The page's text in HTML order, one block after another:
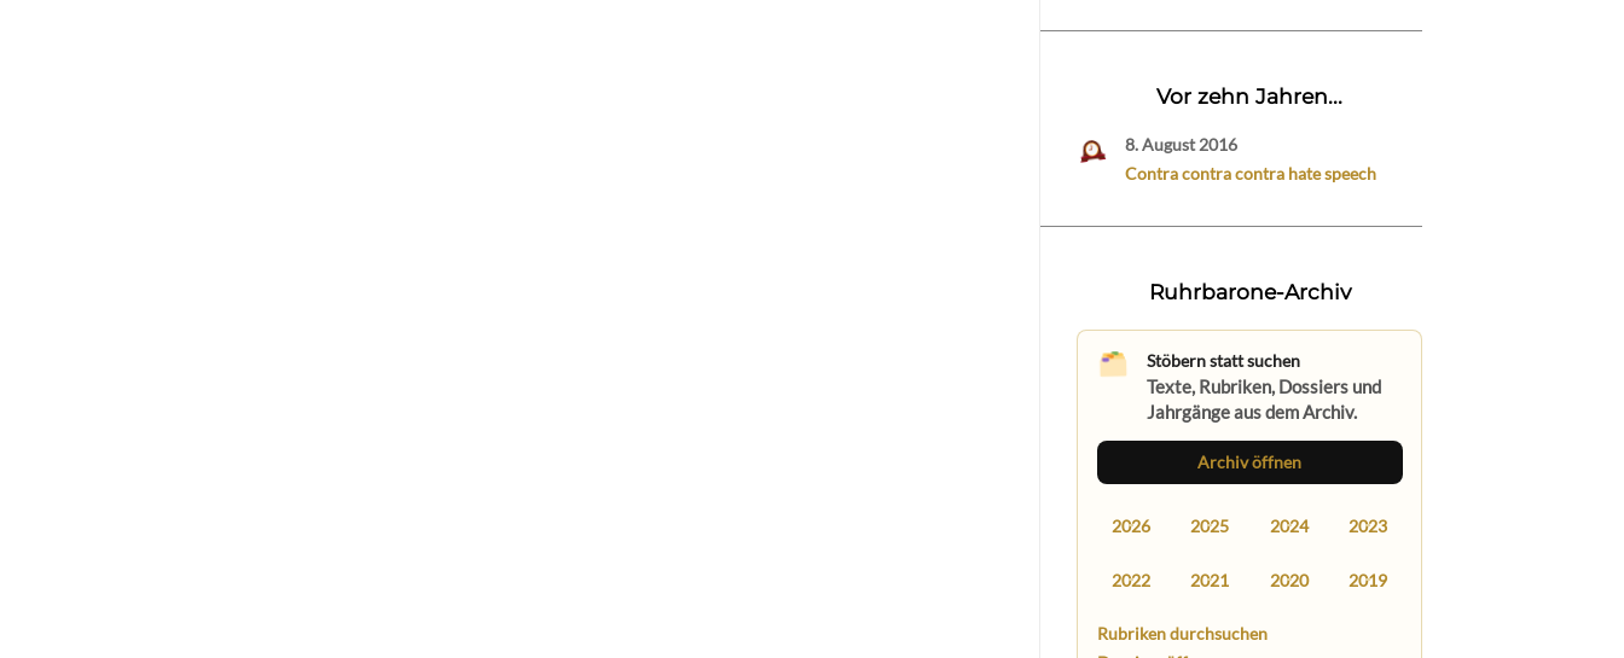
Vor zehn Jahren...
8. August 2016
Contra contra contra hate speech
Ruhrbarone-Archiv
Stöbern statt suchen
Texte, Rubriken, Dossiers und
Jahrgänge aus dem Archiv.
Archiv öffnen
2026 2025 2024 2023
2022 2021 2020 2019
Rubriken durchsuchen